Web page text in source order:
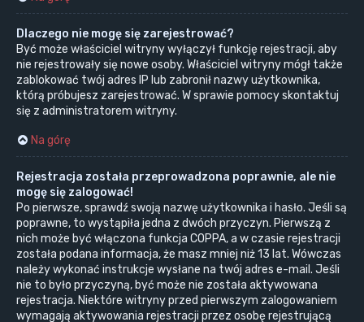
Dlaczego nie mogę się zarejestrować?
Być może właściciel witryny wyłączył funkcję rejestracji, aby
nie rejestrowały się nowe osoby. Właściciel witryny mógł także
zablokować twój adres IP lub zabronił nazwy użytkownika,
którą próbujesz zarejestrować. W sprawie pomocy skontaktuj
się z administratorem witryny.
Na górę
Rejestracja została przeprowadzona poprawnie, ale nie
mogę się zalogować!
Po pierwsze, sprawdź swoją nazwę użytkownika i hasło. Jeśli są
poprawne, to wystąpiła jedna z dwóch przyczyn. Pierwszą z
nich może być włączona funkcja COPPA, a w czasie rejestracji
została podana informacja, że masz mniej niż 13 lat. Wówczas
należy wykonać instrukcje wysłane na twój adres e-mail. Jeśli
nie to było przyczyną, być może nie została aktywowana
rejestracja. Niektóre witryny przed pierwszym zalogowaniem
wymagają aktywowania rejestracji przez osobę rejestrującą